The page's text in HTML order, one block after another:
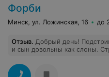
Форби
Минск, ул. Ложинская, 16 до
Отзыв. Добрый день!
и сын довольны как слоны.
администратор тоже. В
вернёмся. Спасибо огромное!